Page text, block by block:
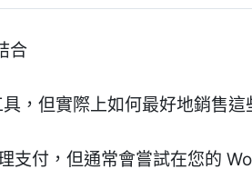
合
，但實際上如何最好地銷售這
支付，但通常會嘗試在您的